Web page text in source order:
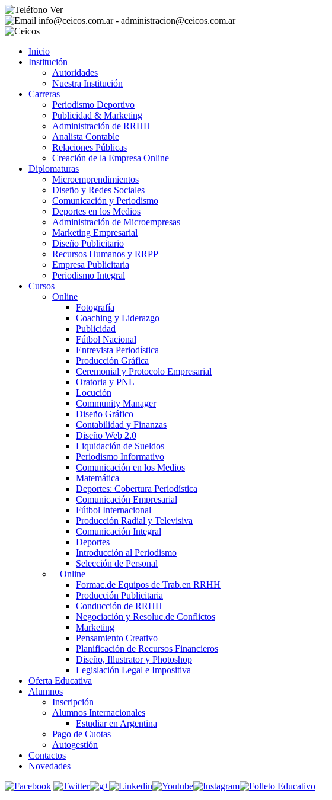
Ver
info@ceicos.com.ar - administracion@ceicos.com.ar
Inicio
Institución
Autoridades
Nuestra Institución
Carreras
Periodismo Deportivo
Publicidad & Marketing
Administración de RRHH
Analista Contable
Relaciones Públicas
Creación de la Empresa Online
Diplomaturas
Microemprendimientos
Diseño y Redes Sociales
Comunicación y Periodismo
Deportes en los Medios
Administración de Microempresas
Marketing Empresarial
Diseño Publicitario
Recursos Humanos y RRPP
Empresa Publicitaria
Periodismo Integral
Cursos
Online
Fotografía
Coaching y Liderazgo
Publicidad
Fútbol Nacional
Entrevista Periodística
Producción Gráfica
Ceremonial y Protocolo Empresarial
Oratoria y PNL
Locución
Community Manager
Diseño Gráfico
Contabilidad y Finanzas
Diseño Web 2.0
Liquidación de Sueldos
Periodismo Informativo
Comunicación en los Medios
Matemática
Deportes: Cobertura Periodística
Comunicación Empresarial
Fútbol Internacional
Producción Radial y Televisiva
Comunicación Integral
Deportes
Introducción al Periodismo
Selección de Personal
+ Online
Formac.de Equipos de Trab.en RRHH
Producción Publicitaria
Conducción de RRHH
Negociación y Resoluc.de Conflictos
Marketing
Pensamiento Creativo
Planificación de Recursos Financieros
Diseño, Illustrator y Photoshop
Legislación Legal e Impositiva
Oferta Educativa
Alumnos
Inscripción
Alumnos Internacionales
Estudiar en Argentina
Pago de Cuotas
Autogestión
Contactos
Novedades